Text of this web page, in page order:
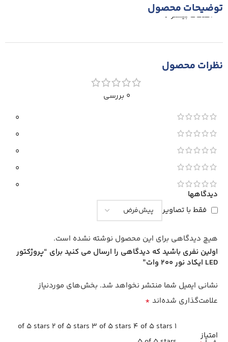
توضیحات محصول
اطلاعات بیشتر
نظرات محصول
0 بررسی
0
0
0
0
0
دیدگاهها
فقط با تصاویر
هیچ دیدگاهی برای این محصول نوشته نشده است.
اولین نفری باشید که دیدگاهی را ارسال می کنید برای “پروژکتور
LED ایکاد نور 200 وات”
نشانی ایمیل شما منتشر نخواهد شد. بخش‌های موردنیاز
علامت‌گذاری شده‌اند *
امتیاز
1 of 5 stars
2 of 5 stars 3 of 5 stars 4 of 5 stars